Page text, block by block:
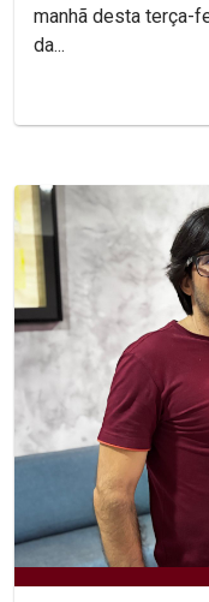
manhã desta terça-
da...